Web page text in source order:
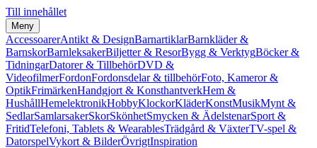
Till innehållet
Meny
AccessoarerAntikt & DesignBarnartiklarBarnkläder &
BarnskorBarnleksakerBiljetter & ResorBygg & VerktygBöcker &
TidningarDatorer & TillbehörDVD &
VideofilmerFordonFordonsdelar & tillbehörFoto, Kameror &
OptikFrimärkenHandgjort & KonsthantverkHem &
HushållHemelektronikHobbyKlockorKläderKonstMusikMynt &
SedlarSamlarsakerSkorSkönhetSmycken & ÄdelstenarSport &
FritidTelefoni, Tablets & WearablesTrädgård & VäxterTV-spel &
DatorspelVykort & BilderÖvrigtInspiration